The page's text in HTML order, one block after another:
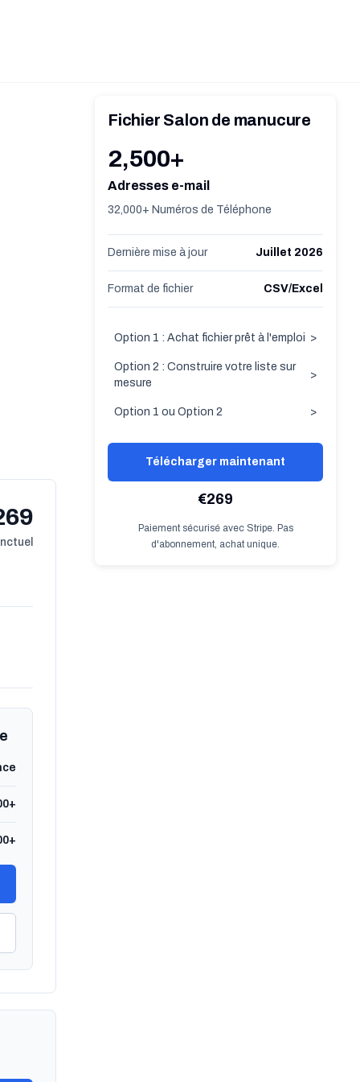
Fichier Salon de manucure
2,500+
Adresses e-mail
32,000+ Numéros de Téléphone
Dernière mise à jour Juillet 2026
Format de fichier CSV/Excel
Option 1 : Achat fichier prêt à l'emploi >
Option 2 : Construire votre liste sur
mesure
>
Option 1 ou Option 2 >
Télécharger maintenant
€269
Paiement sécurisé avec Stripe. Pas
d'abonnement, achat unique.